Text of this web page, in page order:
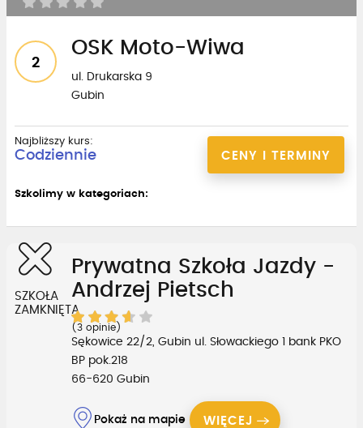
2
OSK Moto-Wiwa
ul. Drukarska 9
Gubin
CENY I TERMINY
Najbliższy kurs:
Codziennie
Szkolimy w kategoriach:
SZKOŁA
ZAMKNIĘTA
Prywatna Szkoła Jazdy -
Andrzej Pietsch
(3 opinie)
Sękowice 22/2, Gubin ul. Słowackiego 1 bank PKO
BP pok.218
66-620 Gubin
Pokaż na mapie WIĘCEJ